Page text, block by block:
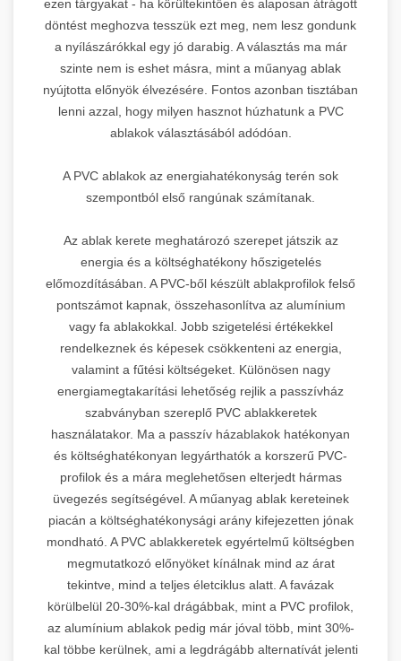
ezen tárgyakat - ha körültekintően és alaposan átrágott
döntést meghozva tesszük ezt meg, nem lesz gondunk
a nyílászárókkal egy jó darabig. A választás ma már
szinte nem is eshet másra, mint a műanyag ablak
nyújtotta előnyök élvezésére. Fontos azonban tisztában
lenni azzal, hogy milyen hasznot húzhatunk a PVC
ablakok választásából adódóan.
A PVC ablakok az energiahatékonyság terén sok
szempontból első rangúnak számítanak.
Az ablak kerete meghatározó szerepet játszik az
energia és a költséghatékony hőszigetelés
előmozdításában. A PVC-ből készült ablakprofilok felső
pontszámot kapnak, összehasonlítva az alumínium
vagy fa ablakokkal. Jobb szigetelési értékekkel
rendelkeznek és képesek csökkenteni az energia,
valamint a fűtési költségeket. Különösen nagy
energiamegtakarítási lehetőség rejlik a passzívház
szabványban szereplő PVC ablakkeretek
használatakor. Ma a passzív házablakok hatékonyan
és költséghatékonyan legyárthatók a korszerű PVC-
profilok és a mára meglehetősen elterjedt hármas
üvegezés segítségével. A műanyag ablak kereteinek
piacán a költséghatékonysági arány kifejezetten jónak
mondható. A PVC ablakkeretek egyértelmű költségben
megmutatkozó előnyöket kínálnak mind az árat
tekintve, mind a teljes életciklus alatt. A favázak
körülbelül 20-30%-kal drágábbak, mint a PVC profilok,
az alumínium ablakok pedig már jóval több, mint 30%-
kal többe kerülnek, ami a legdrágább alternatívát jelenti